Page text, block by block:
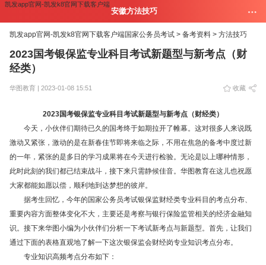
凯发app官网-凯发k8官网下载客户端
安徽方法技巧
凯发app官网-凯发k8官网下载客户端国家公务员考试 > 备考资料 > 方法技巧
2023国考银保监专业科目考试新题型与新考点（财
经类）
华图教育 | 2023-01-08 15:51 收藏
2023国考银保监专业科目考试新题型与新考点（财经类）
今天，小伙伴们期待已久的国考终于如期拉开了帷幕。这对很多人来说既
激动又紧张，激动的是在新春佳节即将来临之际，不用在焦急的备考中度过新
的一年，紧张的是多日的学习成果将在今天进行检验。无论是以上哪种情形，
此时此刻的我们都已结束战斗，接下来只需静候佳音。华图教育在这儿也祝愿
大家都能如愿以偿，顺利地到达梦想的彼岸。
据考生回忆，今年的国家公务员考试银保监财经类专业科目的考点分布、
重要内容方面整体变化不大，主要还是考察与银行保险监管相关的经济金融知
识。接下来华图小编为小伙伴们分析一下考试新考点与新题型。首先，让我们
通过下面的表格直观地了解一下这次银保监会财经岗专业知识考点分布。
专业知识高频考点分布如下：